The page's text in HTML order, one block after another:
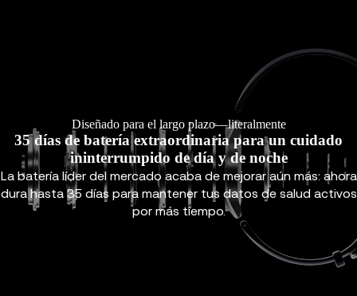
Diseñado para el largo plazo—literalmente
35 días de batería extraordinaria para un cuidado
ininterrumpido de día y de noche
La batería líder del mercado acaba de mejorar aún más: ahora
dura hasta 35 días para mantener tus datos de salud activos
por más tiempo.